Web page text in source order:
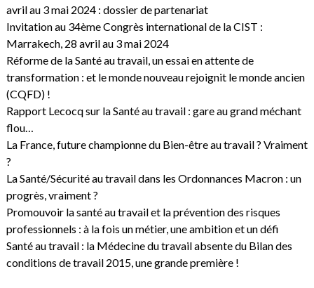
avril au 3 mai 2024 : dossier de partenariat
Invitation au 34ème Congrès international de la CIST :
Marrakech, 28 avril au 3 mai 2024
Réforme de la Santé au travail, un essai en attente de
transformation : et le monde nouveau rejoignit le monde ancien
(CQFD) !
Rapport Lecocq sur la Santé au travail : gare au grand méchant
flou…
La France, future championne du Bien-être au travail ? Vraiment
?
La Santé/Sécurité au travail dans les Ordonnances Macron : un
progrès, vraiment ?
Promouvoir la santé au travail et la prévention des risques
professionnels : à la fois un métier, une ambition et un défi
Santé au travail : la Médecine du travail absente du Bilan des
conditions de travail 2015, une grande première !